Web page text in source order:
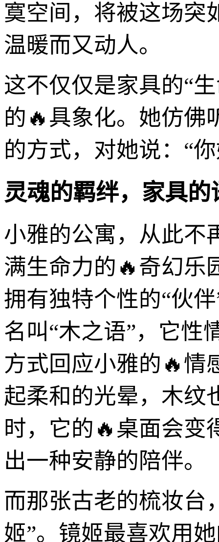
寞空间，将被这场突
温暖而又动人。
这不仅仅是家具的“
的🔥具象化。她仿佛
的方式，对她说：“
灵魂的羁绊，家具的
小雅的公寓，从此不
满生命力的🔥奇幻乐
拥有独特个性的“伙
名叫“木之语”，它性
方式回应小雅的🔥情
起柔和的光晕，木纹
时，它的🔥桌面会变
出一种安静的陪伴。
而那张古老的梳妆台
姬”。镜姬最喜欢用